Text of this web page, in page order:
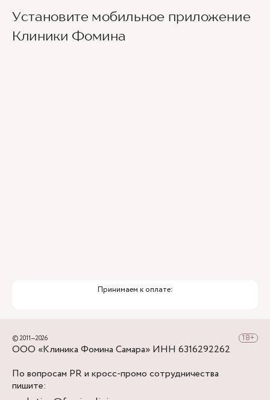
Установите мобильное приложение
Клиники Фомина
Принимаем к оплате:
© 2011—2026
ООО «Клиника Фомина Самара» ИНН 6316292262
По вопросам PR и кросс-промо сотрудничества
пишите: